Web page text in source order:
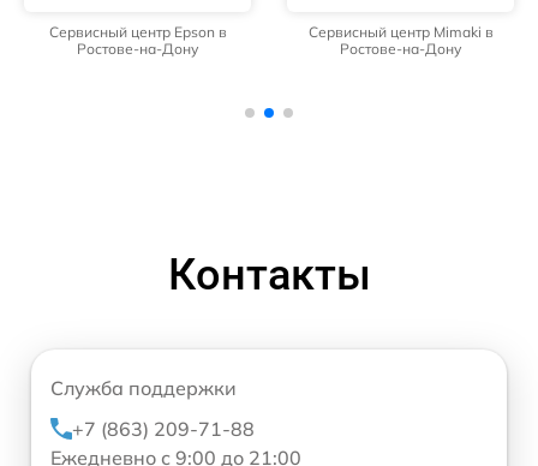
Сервисный центр Epson в
Ростове-на-Дону
Сервисный центр Mimaki в
Ростове-на-Дону
Контакты
Служба поддержки
+7 (863) 209-71-88
Ежедневно с 9:00 до 21:00